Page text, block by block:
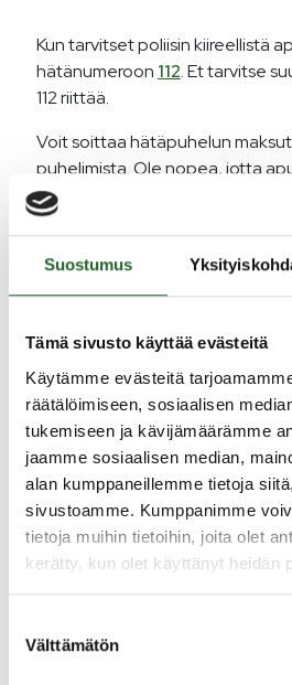
Suostumus
Tämä sivusto käyttää evästeitä
Käytämme evästeitä
räätälöimiseen, sosiaalisen
tukemiseen ja kävijämäärämme
jaamme sosiaalisen median,
alan kumppaneillemme tietoja
sivustoamme. Kumppanimme
tietoja muihin tietoihin, joita olet
kerätty, kun olet käyttänyt heidän
valinta
Välttämätön
Kun tarvitset poliisin kiireellistä
hätänumeroon 112. Et tarvitse
112 riittää.
Voit soittaa hätäpuhelun
puhelimista. Ole nopea, jotta
paikalle.
Jos joku on loukkaantunut,
mahdolliset lisävahingot, jos
hätänumeroon myös silloin, kun
parempi soittaa, kuin jättää
Hätänumeroon soittamista ei
Hätäkeskuspäivystäjät
kysyvät tarvittavat lisätiedot
Psykologi
Puolangan kunnan psykologin
puhelinnumero